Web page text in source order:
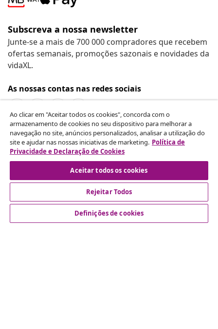
Subscreva a nossa newsletter
Junte-se a mais de 700 000 compradores que recebem
ofertas semanais, promoções sazonais e novidades da
vidaXL.
As nossas contas nas redes sociais
Rescindir o contrato
Envie um pedido de rescisão da sua encomenda.
Rescindir o contrato
Atendimento ao cliente
Ao clicar em "Aceitar todos os cookies", concorda com o
armazenamento de cookies no seu dispositivo para melhorar a
navegação no site, anúncios personalizados, analisar a utilização do
site e ajudar nas nossas iniciativas de marketing. Política de
Privacidade e Declaração de Cookies
Aceitar todos os cookies
Rejeitar Todos
Definições de cookies